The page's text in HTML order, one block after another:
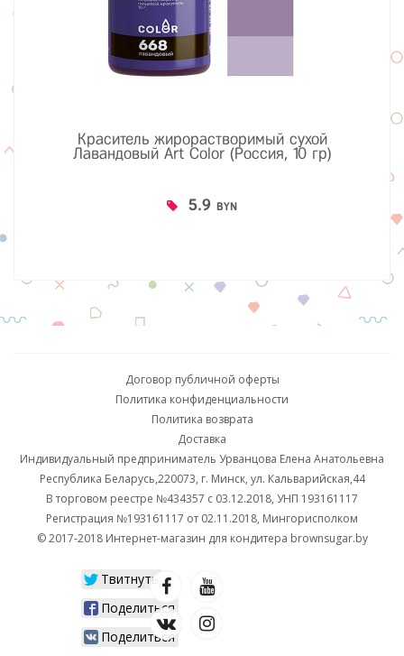
Краситель жирорастворимый сухой
Лавандовый Art Color (Россия, 10 гр)
5.9 BYN
Договор публичной оферты
Политика конфиденциальности
Политика возврата
Доставка
Индивидуальный предприниматель Урванцова Елена Анатольевна
Республика Беларусь,220073, г. Минск, ул. Кальварийская,44
В торговом реестре №434357 с 03.12.2018, УНП 193161117
Регистрация №193161117 от 02.11.2018, Мингорисполком
© 2017-2018 Интернет-магазин для кондитера brownsugar.by
Твитнуть
Поделиться
Поделиться